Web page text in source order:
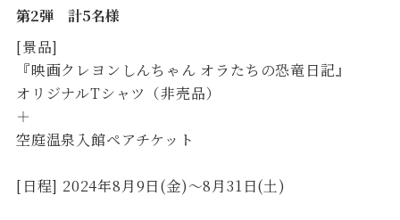
第2弾 計5名様
[景品]
『映画クレヨンしんちゃん オラたちの恐竜日記』
オリジナルTシャツ（非売品）
＋
空庭温泉入館ペアチケット
[日程] 2024年8月9日(金)～8月31日(土)